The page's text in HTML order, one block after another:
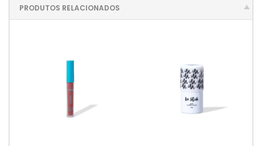
PRODUTOS RELACIONADOS